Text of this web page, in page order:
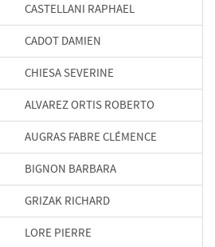
CASTELLANI RAPHAEL
CADOT DAMIEN
CHIESA SEVERINE
ALVAREZ ORTIS ROBERTO
AUGRAS FABRE CLÉMENCE
BIGNON BARBARA
GRIZAK RICHARD
LORE PIERRE